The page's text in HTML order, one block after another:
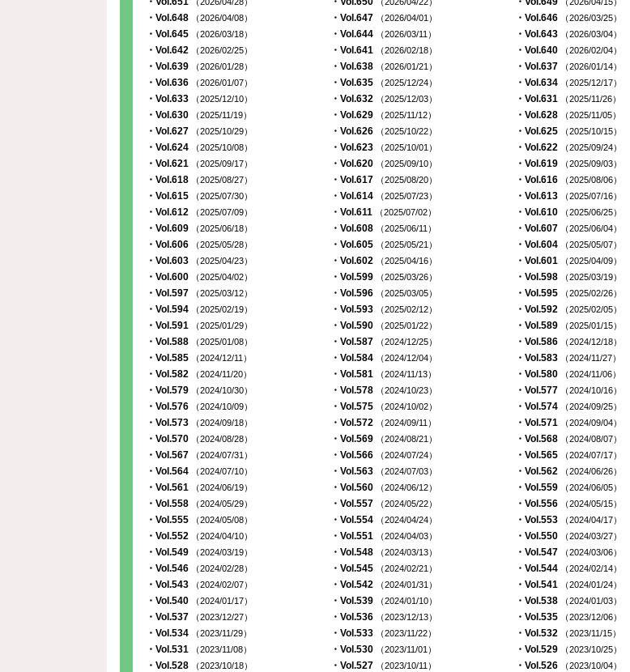
・Vol.648 （2026/04/08） ・Vol.647 （2026/04/01） ・Vol.646 （2026/03/25）
・Vol.645 （2026/03/18） ・Vol.644 （2026/03/11） ・Vol.643 （2026/03/04）
・Vol.642 （2026/02/25） ・Vol.641 （2026/02/18） ・Vol.640 （2026/02/04）
・Vol.639 （2026/01/28） ・Vol.638 （2026/01/21） ・Vol.637 （2026/01/14）
・Vol.636 （2026/01/07） ・Vol.635 （2025/12/24） ・Vol.634 （2025/12/17）
・Vol.633 （2025/12/10） ・Vol.632 （2025/12/03） ・Vol.631 （2025/11/26）
・Vol.630 （2025/11/19） ・Vol.629 （2025/11/12） ・Vol.628 （2025/11/05）
・Vol.627 （2025/10/29） ・Vol.626 （2025/10/22） ・Vol.625 （2025/10/15）
・Vol.624 （2025/10/08） ・Vol.623 （2025/10/01） ・Vol.622 （2025/09/24）
・Vol.621 （2025/09/17） ・Vol.620 （2025/09/10） ・Vol.619 （2025/09/03）
・Vol.618 （2025/08/27） ・Vol.617 （2025/08/20） ・Vol.616 （2025/08/06）
・Vol.615 （2025/07/30） ・Vol.614 （2025/07/23） ・Vol.613 （2025/07/16）
・Vol.612 （2025/07/09） ・Vol.611 （2025/07/02） ・Vol.610 （2025/06/25）
・Vol.609 （2025/06/18） ・Vol.608 （2025/06/11） ・Vol.607 （2025/06/04）
・Vol.606 （2025/05/28） ・Vol.605 （2025/05/21） ・Vol.604 （2025/05/07）
・Vol.603 （2025/04/23） ・Vol.602 （2025/04/16） ・Vol.601 （2025/04/09）
・Vol.600 （2025/04/02） ・Vol.599 （2025/03/26） ・Vol.598 （2025/03/19）
・Vol.597 （2025/03/12） ・Vol.596 （2025/03/05） ・Vol.595 （2025/02/26）
・Vol.594 （2025/02/19） ・Vol.593 （2025/02/12） ・Vol.592 （2025/02/05）
・Vol.591 （2025/01/29） ・Vol.590 （2025/01/22） ・Vol.589 （2025/01/15）
・Vol.588 （2025/01/08） ・Vol.587 （2024/12/25） ・Vol.586 （2024/12/18）
・Vol.585 （2024/12/11） ・Vol.584 （2024/12/04） ・Vol.583 （2024/11/27）
・Vol.582 （2024/11/20） ・Vol.581 （2024/11/13） ・Vol.580 （2024/11/06）
・Vol.579 （2024/10/30） ・Vol.578 （2024/10/23） ・Vol.577 （2024/10/16）
・Vol.576 （2024/10/09） ・Vol.575 （2024/10/02） ・Vol.574 （2024/09/25）
・Vol.573 （2024/09/18） ・Vol.572 （2024/09/11） ・Vol.571 （2024/09/04）
・Vol.570 （2024/08/28） ・Vol.569 （2024/08/21） ・Vol.568 （2024/08/07）
・Vol.567 （2024/07/31） ・Vol.566 （2024/07/24） ・Vol.565 （2024/07/17）
・Vol.564 （2024/07/10） ・Vol.563 （2024/07/03） ・Vol.562 （2024/06/26）
・Vol.561 （2024/06/19） ・Vol.560 （2024/06/12） ・Vol.559 （2024/06/05）
・Vol.558 （2024/05/29） ・Vol.557 （2024/05/22） ・Vol.556 （2024/05/15）
・Vol.555 （2024/05/08） ・Vol.554 （2024/04/24） ・Vol.553 （2024/04/17）
・Vol.552 （2024/04/10） ・Vol.551 （2024/04/03） ・Vol.550 （2024/03/27）
・Vol.549 （2024/03/19） ・Vol.548 （2024/03/13） ・Vol.547 （2024/03/06）
・Vol.546 （2024/02/28） ・Vol.545 （2024/02/21） ・Vol.544 （2024/02/14）
・Vol.543 （2024/02/07） ・Vol.542 （2024/01/31） ・Vol.541 （2024/01/24）
・Vol.540 （2024/01/17） ・Vol.539 （2024/01/10） ・Vol.538 （2024/01/03）
・Vol.537 （2023/12/27） ・Vol.536 （2023/12/13） ・Vol.535 （2023/12/06）
・Vol.534 （2023/11/29） ・Vol.533 （2023/11/22） ・Vol.532 （2023/11/15）
・Vol.531 （2023/11/08） ・Vol.530 （2023/11/01） ・Vol.529 （2023/10/25）
・Vol.528 （2023/10/18） ・Vol.527 （2023/10/11） ・Vol.526 （2023/10/04）